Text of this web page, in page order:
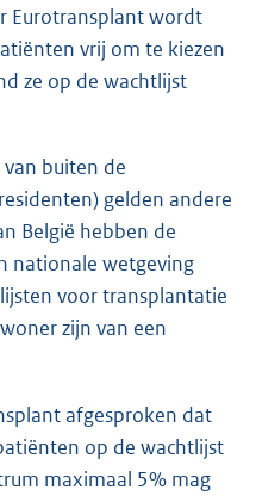
Eurotransplant wordt
vrij om te kiezen
ze op de wachtlijst
buiten de
gelden andere
België hebben de
nationale wetgeving
voor transplantatie
zijn van een
afgesproken dat
op de wachtlijst
maximaal 5% mag